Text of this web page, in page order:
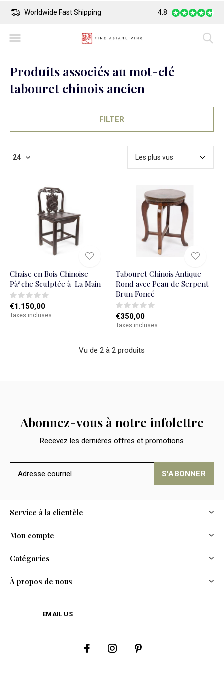
Worldwide Fast Shipping Safe Payment
4.8
Produits associés au mot-clé
tabouret chinois ancien
FILTER
Chaise en Bois Chinoise
Pàªche Sculptée à La Main
€1.150,00
Taxes incluses
Tabouret Chinois Antique
Rond avec Peau de Serpent
Brun Foncé
€350,00
Taxes incluses
Vu de 2 à 2 produits
Abonnez-vous à notre infolettre
Recevez les dernières offres et promotions
S'ABONNER
Service à la clientèle
Mon compte
Catégories
À propos de nous
EMAIL US